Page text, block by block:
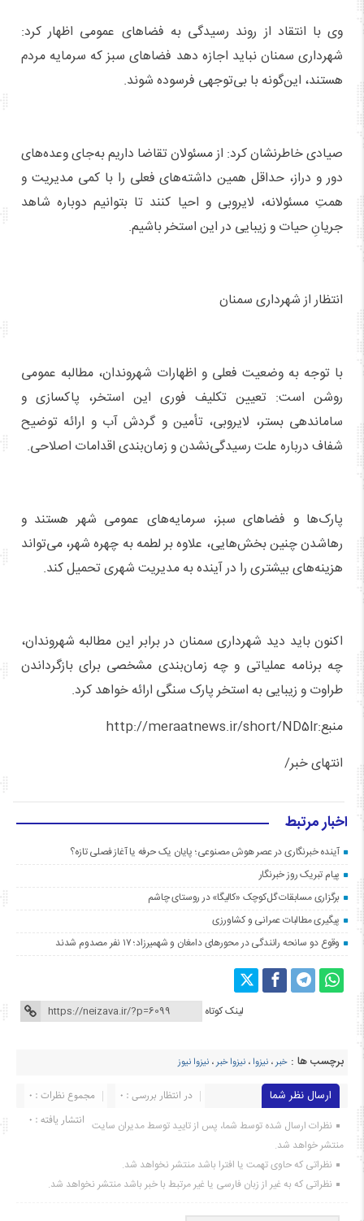
وی با انتقاد از روند رسیدگی به فضاهای عمومی اظهار کرد:
شهرداری سمنان نباید اجازه دهد فضاهای سبز که سرمایه مردم
هستند، این‌گونه با بی‌توجهی فرسوده شوند.
صیادی خاطرنشان کرد: از مسئولان تقاضا داریم به‌جای وعده‌های
دور و دراز، حداقل همین داشته‌های فعلی را با کمی مدیریت و
همتِ مسئولانه، لایروبی و احیا کنند تا بتوانیم دوباره شاهد
جریانِ حیات و زیبایی در این استخر باشیم.
انتظار از شهرداری سمنان
با توجه به وضعیت فعلی و اظهارات شهروندان، مطالبه عمومی
روشن است: تعیین تکلیف فوری این استخر، پاکسازی و
ساماندهی بستر، لایروبی، تأمین و گردش آب و ارائه توضیح
شفاف درباره علت رسیدگی‌نشدن و زمان‌بندی اقدامات اصلاحی.
پارک‌ها و فضاهای سبز، سرمایه‌های عمومی شهر هستند و
رهاشدن چنین بخش‌هایی، علاوه بر لطمه به چهره شهر، می‌تواند
هزینه‌های بیشتری را در آینده به مدیریت شهری تحمیل کند.
اکنون باید دید شهرداری سمنان در برابر این مطالبه شهروندان،
چه برنامه عملیاتی و چه زمان‌بندی مشخصی برای بازگرداندن
طراوت و زیبایی به استخر پارک سنگی ارائه خواهد کرد.
منبع:http://meraatnews.ir/short/ND5lr
انتهای خبر/
اخبار مرتبط
آینده خبرنگاری در عصر هوش مصنوعی؛ پایان یک حرفه یا آغاز فصلی تازه؟
پیام تبریک روز خبرنگار
برگزاری مسابقات گل‌کوچک «کالیگا» در روستای چاشم
پیگیری مطالبات عمرانی و کشاورزی
وقوع دو سانحه رانندگی در محورهای دامغان و شهمیرزاد؛ ۱۷ نفر مصدوم شدند
لینک کوتاه
برچسب ها : خبر، نیزوا ، نیزوا خبر، نیزوا نیوز
ارسال نظر شما مجموع نظرات : 0
در انتظار بررسی : 0
انتشار یافته : ۰ نظرات ارسال شده توسط شما، پس از تایید توسط مدیران سایت
منتشر خواهد شد.
نظراتی که حاوی تهمت یا افترا باشد منتشر نخواهد شد.
نظراتی که به غیر از زبان فارسی یا غیر مرتبط با خبر باشد منتشر نخواهد شد.